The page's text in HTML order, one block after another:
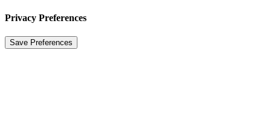
Privacy Preferences